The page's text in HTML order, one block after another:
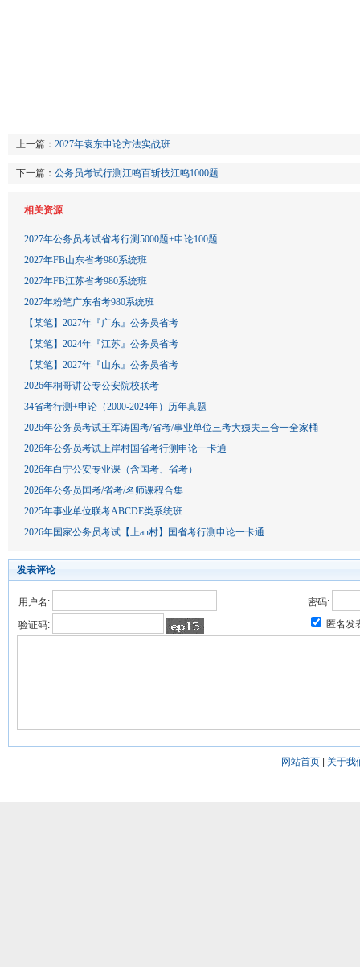
上一篇： 2027年袁东申论方法实战班
下一篇： 公务员考试行测江鸣百斩技江鸣1000题
相关资源
2027年公务员考试省考行测5000题+申论100题
2027年FB山东省考980系统班
2027年FB江苏省考980系统班
2027年粉笔广东省考980系统班
【某笔】2027年『广东』公务员省考
【某笔】2024年『江苏』公务员省考
【某笔】2027年『山东』公务员省考
2026年桐哥讲公专公安院校联考
34省考行测+申论（2000-2024年）历年真题
2026年公务员考试王军涛国考/省考/事业单位三考大姨夫三合一全家桶
2026年公务员考试上岸村国省考行测申论一卡通
2026年白宁公安专业课（含国考、省考）
2026年公务员国考/省考/名师课程合集
2025年事业单位联考ABCDE类系统班
2026年国家公务员考试【上an村】国省考行测申论一卡通
发表评论
用户名:
密码:
验证码:
匿名发
网站首页| 关于我